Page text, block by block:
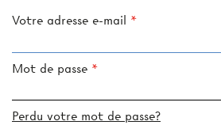
Votre adresse e-mail
Mot de passe
Perdu votre mot de passe?